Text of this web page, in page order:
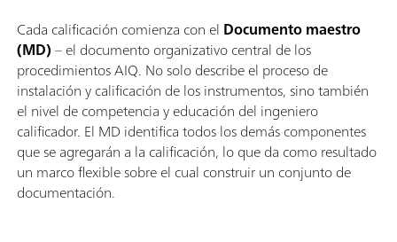
Cada calificación comienza con el Documento maestro
(MD)– el documento organizativo central de los
procedimientos AIQ. No solo describe el proceso de
instalación y calificación de los instrumentos, sino también
el nivel de competencia y educación del ingeniero
calificador. El MD identifica todos los demás componentes
que se agregarán a la calificación, lo que da como resultado
un marco flexible sobre el cual construir un conjunto de
documentación.